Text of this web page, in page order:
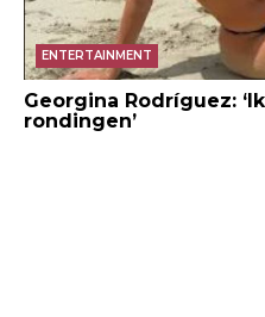
ENTERTAINMENT
Georgina Rodríguez:
rondingen’